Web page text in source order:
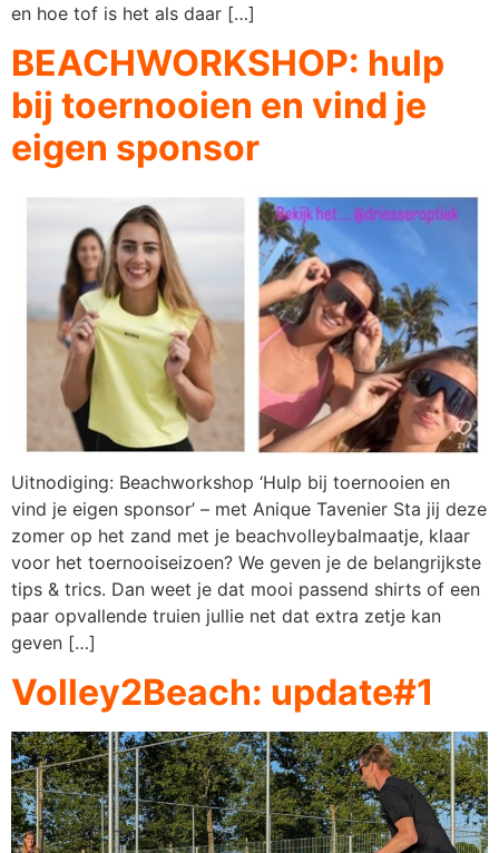
en hoe tof is het als daar […]
BEACHWORKSHOP: hulp
bij toernooien en vind je
eigen sponsor
Uitnodiging: Beachworkshop ‘Hulp bij toernooien en
vind je eigen sponsor’ – met Anique Tavenier Sta jij deze
zomer op het zand met je beachvolleybalmaatje, klaar
voor het toernooiseizoen? We geven je de belangrijkste
tips & trics. Dan weet je dat mooi passend shirts of een
paar opvallende truien jullie net dat extra zetje kan
geven […]
Volley2Beach: update#1